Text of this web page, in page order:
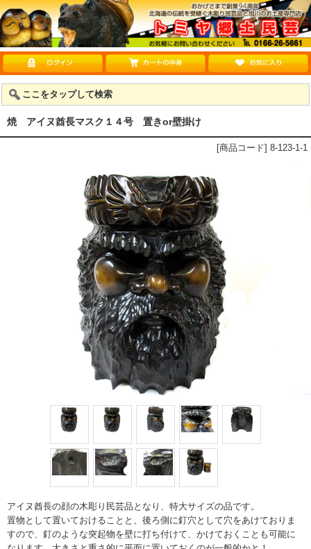
ここをタップして検索
焼 アイヌ酋長マスク１４号 置きor壁掛け
[商品コード] 8-123-1-1
アイヌ酋長の顔の木彫り民芸品となり、特大サイズの品です。
置物として置いておけることと、後ろ側に釘穴として穴をあけておりま
すので、釘のような突起物を壁に打ち付けて、かけておくことも可能に